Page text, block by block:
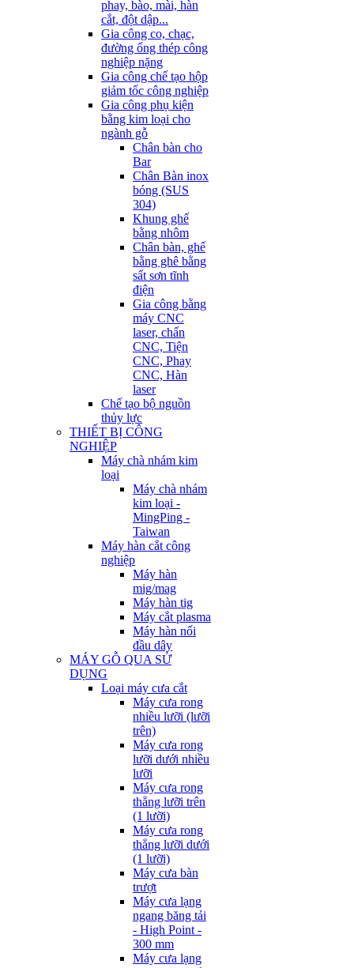
phay, bào, mài, hàn
cắt, đột dập...
Gia công co, chạc,
đường ống thép công
nghiệp nặng
Gia công chế tạo hộp
giảm tốc công nghiệp
Gia công phụ kiện
bằng kim loại cho
ngành gỗ
Chân bàn cho
Bar
Chân Bàn inox
bóng (SUS
304)
Khung ghế
bằng nhôm
Chân bàn, ghế
bằng ghê bằng
sất sơn tĩnh
điện
Gia công bằng
máy CNC
laser, chấn
CNC, Tiện
CNC, Phay
CNC, Hàn
laser
Chế tạo bộ nguồn
thủy lực
THIẾT BỊ CÔNG
NGHIỆP
Máy chà nhám kim
loại
Máy chà nhám
kim loại -
MingPing -
Taiwan
Máy hàn cắt công
nghiệp
Máy hàn
mig/mag
Máy hàn tig
Máy cắt plasma
Máy hàn nối
đầu dây
MÁY GỖ QUA SỬ
DỤNG
Loại máy cưa cắt
Máy cưa rong
nhiều lưỡi (lưỡi
trên)
Máy cưa rong
lưỡi dưới nhiều
lưỡi
Máy cưa rong
thẳng lưỡi trên
(1 lưỡi)
Máy cưa rong
thẳng lưỡi dưới
(1 lưỡi)
Máy cưa bàn
trượt
Máy cưa lạng
ngang băng tải
- High Point -
300 mm
Máy cưa lạng